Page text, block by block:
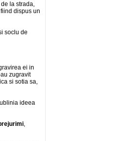
la strada,
dispus un
soclu de
ei in
zugravit
si sotia sa,
ideea
,